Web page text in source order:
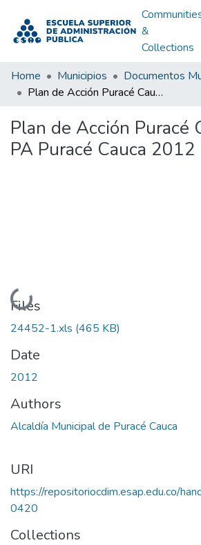
&
Collections
Home Municipios
Documentos
Plan de Acción Puracé Cauca 2012: PA Puracé Cauca 2012
Plan de Acción Puracé
PA Puracé Cauca 2012
Loading...
Files
24452-1.xls (465 KB)
Date
2012
Authors
Alcaldía Municipal de Puracé Cauca
URI
https://repositoriocdim.esap.edu.co/
0420
Collections